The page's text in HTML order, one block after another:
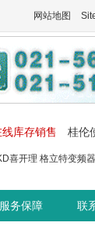
网站地图
线库存销售 桂伦
喜开理 格立特变频器
服务保障 联